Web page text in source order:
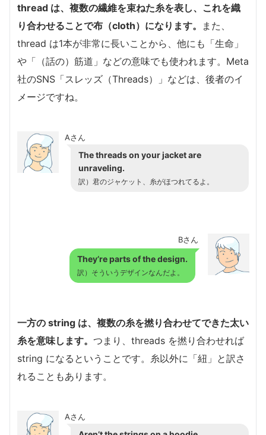
thread は、複数の繊維を束ねた糸を表し、これを織
り合わせることで布（cloth）になります。
また、
thread は1本が非常に長いことから、他にも「生命」
や「（話の）筋道」などの意味でも使われます。Meta
社のSNS「スレッズ（Threads）」などは、後者のイ
メージですね。
Aさん
The threads on your jacket are
unraveling.
訳）君のジャケット、糸がほつれてるよ。
Bさん
They’re parts of the design.
訳）そういうデザインなんだよ。
一方の string は、複数の糸を撚り合わせてできた太い
糸を意味します。 つまり、threads を撚り合わせれば
string になるということです。糸以外に「紐」と訳さ
れることもあります。
Aさん